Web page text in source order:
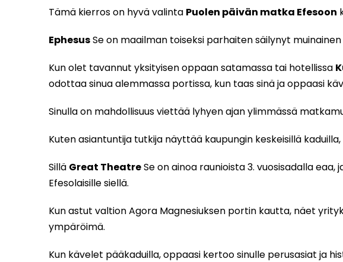
Tämä kierros on hyvä valinta Puolen päivän matka Efesoon
EphesusSe on maailman toiseksi parhaiten säilynyt
Kun olet tavannut yksityisen oppaan satamassa tai hotellissa
odottaa sinua alemmassa portissa, kun taas sinä ja oppaasi
Sinulla on mahdollisuus viettää lyhyen ajan ylimmässä
Kuten asiantuntija tutkija näyttää kaupungin keskeisillä
Sillä Great TheatreSe on ainoa raunioista 3. vuosisadalla
Efesolaisille siellä.
Kun astut valtion Agora Magnesiuksen portin kautta, näet
ympäröimä.
Kun kävelet pääkaduilla, oppaasi kertoo sinulle perusasiat ja